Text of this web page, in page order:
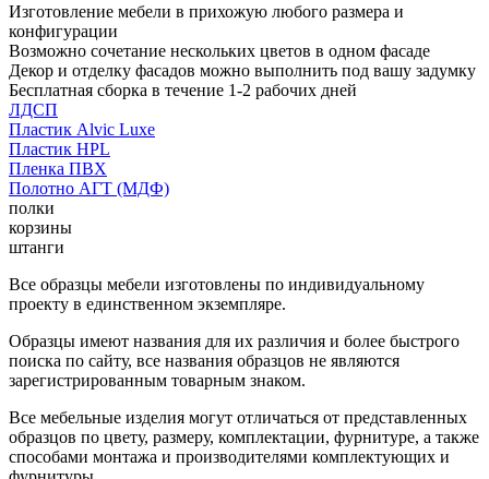
Изготовление мебели в прихожую любого размера и
конфигурации
Возможно сочетание нескольких цветов в одном фасаде
Декор и отделку фасадов можно выполнить под вашу задумку
Бесплатная сборка в течение 1-2 рабочих дней
ЛДСП
Пластик Alvic Luxe
Пластик HPL
Пленка ПВХ
Полотно АГТ (МДФ)
полки
корзины
штанги
Все образцы мебели изготовлены по индивидуальному
проекту в единственном экземпляре.
Образцы имеют названия для их различия и более быстрого
поиска по сайту, все названия образцов не являются
зарегистрированным товарным знаком.
Все мебельные изделия могут отличаться от представленных
образцов по цвету, размеру, комплектации, фурнитуре, а также
способами монтажа и производителями комплектующих и